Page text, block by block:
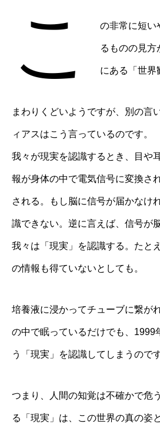
こ の非常に短い
るものの見
にある「世界
まわりくどいようですが、別の言
ィアスはこう言っているのです。
我々が現実を認識するとき、目や
報が身体の中で電気信号に変換さ
される。もし脳に信号が届かなけ
識できない。逆に言えば、信号が
我々は「現実」を認識する。たと
の情報も得ていないとしても。
培養液に浸かってチューブに繋が
の中で眠っているだけでも、1999
う「現実」を認識してしまうのです
つまり、人間の知覚は不確かで危
る「現実」は、この世界の真の姿